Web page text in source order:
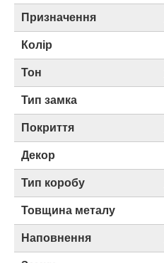
Призначення
Колір
Тон
Тип замка
Покриття
Декор
Тип коробу
Товщина металу
Наповнення